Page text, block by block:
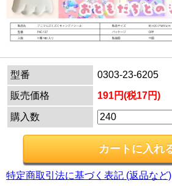
型番
0303-23-6205
販売価格
191円(税17円)
購入数
特定商取引法に基づく表記 (返品など)